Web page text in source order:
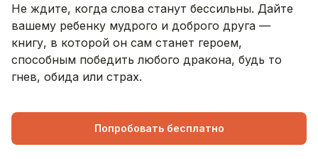
Не ждите, когда слова станут бессильны. Дайте
вашему ребенку мудрого и доброго друга —
книгу, в которой он сам станет героем,
способным победить любого дракона, будь то
гнев, обида или страх.
Попробовать бесплатно